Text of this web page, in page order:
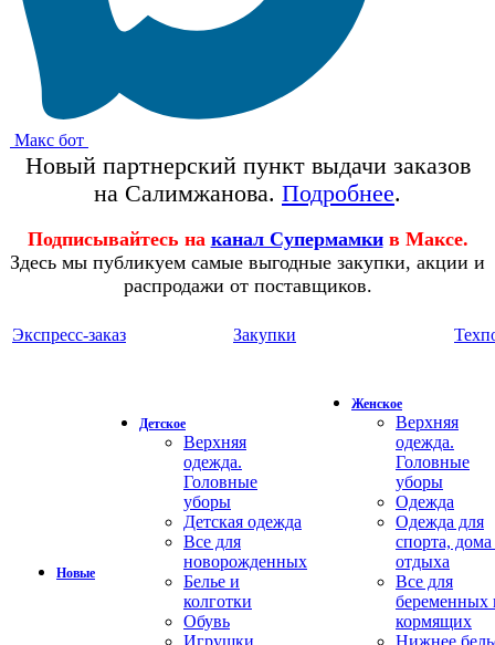
Макс бот
Новый партнерский пункт выдачи заказов
на Салимжанова. Подробнее.
Подписывайтесь на канал Супермамки в Максе.
Здесь мы публикуем самые выгодные закупки, акции и
распродажи от поставщиков.
Экспресс-заказ Закупки
Новые
Детское
Верхняя
одежда.
Головные
уборы
Детская одежда
Все для
новорожденных
Белье и
колготки
Обувь
Игрушки
Женское
Верхняя
одежда.
Головные
уборы
Одежда
Одежда для
спорта,
отдыха
Все для
беременных
кормящих
Нижнее